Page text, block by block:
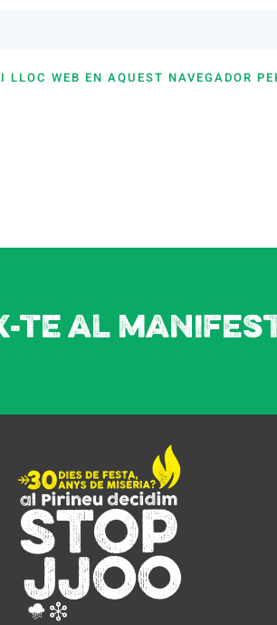
WEB EN AQUEST NAVEGADOR
te al